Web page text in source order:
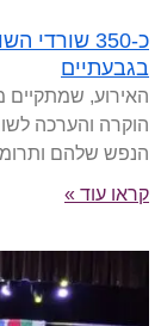
כ-350
בגבעתיים
האירוע, שמתקיים
הוקרה והערכה
הנפש שלהם
קראו עוד »